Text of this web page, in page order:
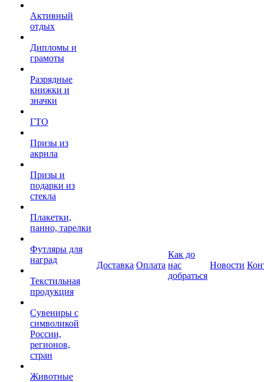
Активный
отдых
Дипломы и
грамоты
Разрядные
книжки и
значки
ГТО
Призы из
акрила
Призы и
подарки из
стекла
Плакетки,
панно, тарелки
Футляры для
наград
Текстильная
продукция
Сувениры с
символикой
России,
регионов,
стран
Животные
Доставка Оплата
Как до
нас
добраться
Новости